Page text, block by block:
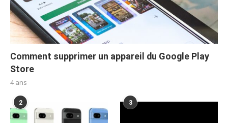
Comment supprimer un appareil du Google Play
Store
4 ans
2 3